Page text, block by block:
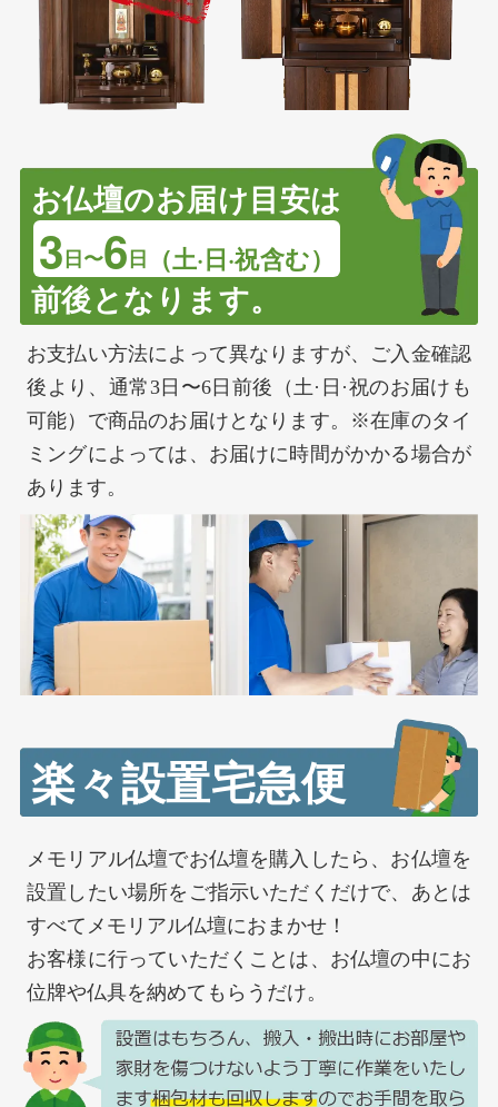
お仏壇のお届け目安は
3 日〜6 日 （土·日·祝含む）
前後となります。
お支払い方法によって異なりますが、ご入金確認
後より、通常3日〜6日前後（土·日·祝のお届けも
可能）で商品のお届けとなります。※在庫のタイ
ミングによっては、お届けに時間がかかる場合が
あります。
楽々設置宅急便
メモリアル仏壇でお仏壇を購入したら、お仏壇を
設置したい場所をご指示いただくだけで、あとは
すべてメモリアル仏壇におまかせ！
お客様に行っていただくことは、お仏壇の中にお
位牌や仏具を納めてもらうだけ。